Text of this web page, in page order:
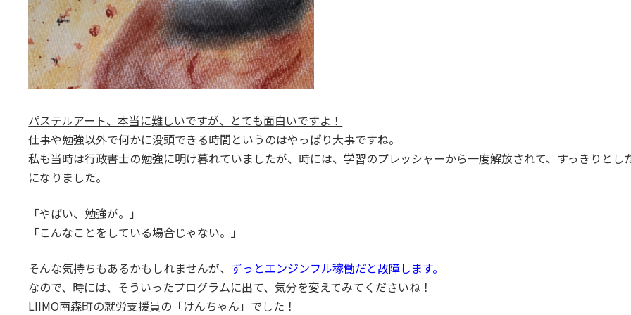
パステルアート、本当に難しいですが、とても面白いですよ！
仕事や勉強以外で何かに没頭できる時間というのはやっぱり大事ですね。
私も当時は行政書士の勉強に明け暮れていましたが、時には、学習のプレッシャーから一度解放されて、すっきりとし
になりました。
「やばい、勉強が。」
「こんなことをしている場合じゃない。」
そんな気持ちもあるかもしれませんが、ずっとエンジンフル稼働だと故障します。
なので、時には、そういったプログラムに出て、気分を変えてみてくださいね！
LIIMO南森町の就労支援員の「けんちゃん」でした！